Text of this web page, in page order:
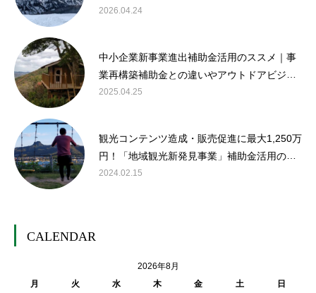
2026.04.24
中小企業新事業進出補助金活用のススメ｜事
業再構築補助金との違いやアウトドアビジネ
スでの活用の可能性について解説
2025.04.25
観光コンテンツ造成・販売促進に最大1,250万
円！「地域観光新発見事業」補助金活用のス
スメ
2024.02.15
CALENDAR
2026年8月
月
火 水 木 金 土 日